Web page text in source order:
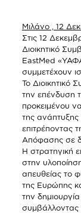
Μιλάνο , 12
Στις 12
Διοικητικό
EastMed
συμμετέχουν
Το Διοικητικό
την επένδυση
προκειμένου
της
επιτρέποντας
Απόφασης σε
Η στρατηγική
στην
απευθείας το
της Ευρώπης
την
συμβάλλοντας